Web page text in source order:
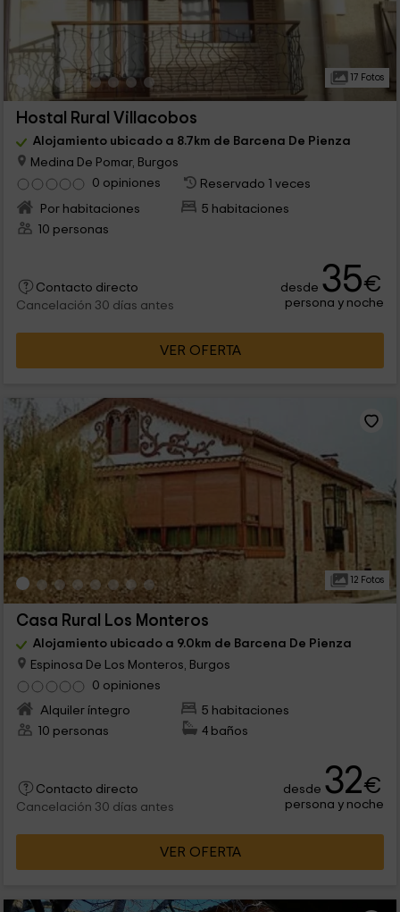
17 Fotos
Hostal Rural Villacobos
Alojamiento ubicado a 8.7km de Barcena De Pienza
Medina De Pomar, Burgos
0 opiniones
Reservado 1 veces
Por habitaciones
5 habitaciones
10 personas
Contacto directo
Cancelación 30 días antes
desde 35€
persona y noche
VER OFERTA
12 Fotos
Casa Rural Los Monteros
Alojamiento ubicado a 9.0km de Barcena De Pienza
Espinosa De Los Monteros, Burgos
0 opiniones
Alquiler íntegro
5 habitaciones
10 personas
4 baños
Contacto directo
Cancelación 30 días antes
desde 32€
persona y noche
VER OFERTA